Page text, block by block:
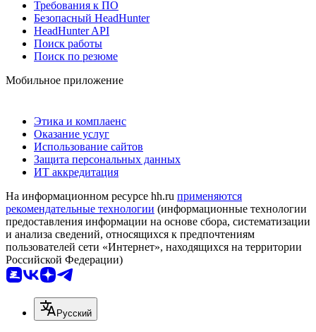
Требования к ПО
Безопасный HeadHunter
HeadHunter API
Поиск работы
Поиск по резюме
Мобильное приложение
Этика и комплаенс
Оказание услуг
Использование сайтов
Защита персональных данных
ИТ аккредитация
На информационном ресурсе hh.ru применяются
рекомендательные технологии (информационные технологии
предоставления информации на основе сбора, систематизации
и анализа сведений, относящихся к предпочтениям
пользователей сети «Интернет», находящихся на территории
Российской Федерации)
Русский